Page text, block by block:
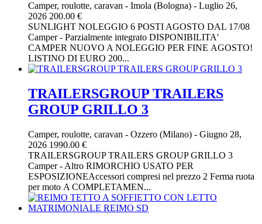
Camper, roulotte, caravan - Imola (Bologna) - Luglio 26,
2026 200.00 €
SUNLIGHT NOLEGGIO 6 POSTI AGOSTO DAL 17/08
Camper - Parzialmente integrato DISPONIBILITA'
CAMPER NUOVO A NOLEGGIO PER FINE AGOSTO!
LISTINO DI EURO 200...
TRAILERSGROUP TRAILERS
GROUP GRILLO 3
Camper, roulotte, caravan - Ozzero (Milano) - Giugno 28,
2026 1990.00 €
TRAILERSGROUP TRAILERS GROUP GRILLO 3
Camper - Altro RIMORCHIO USATO PER
ESPOSIZIONEAccessori compresi nel prezzo 2 Ferma ruota
per moto A COMPLETAMEN...